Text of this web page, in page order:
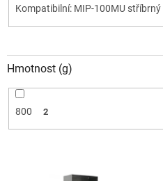
Kompatibilní: MIP-100MU stříbrný
Hmotnost (g)
800 2